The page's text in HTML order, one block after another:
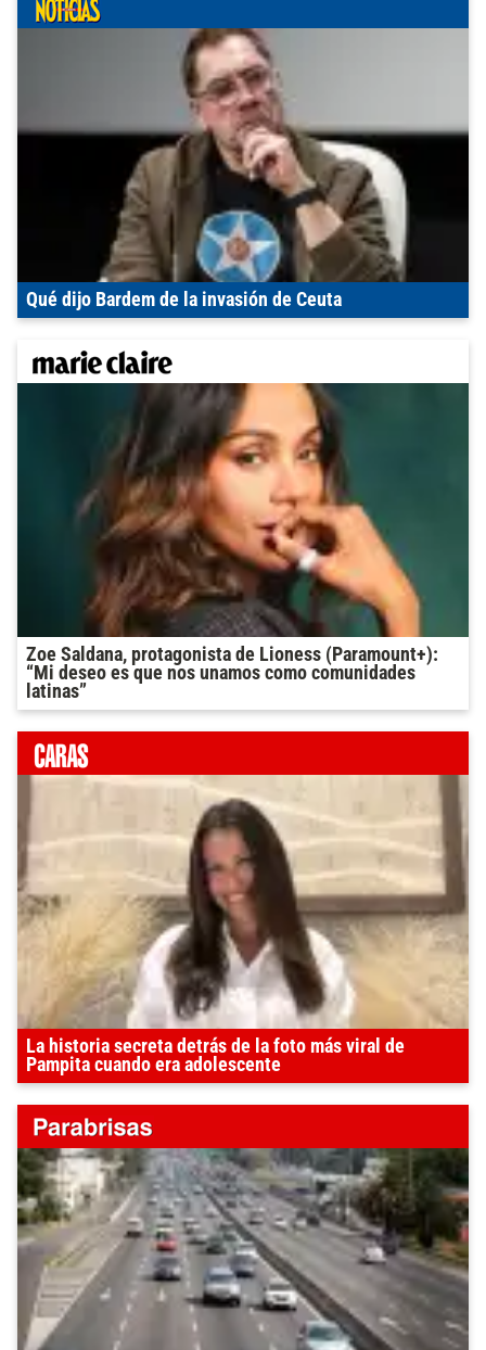
Qué dijo Bardem de la invasión de Ceuta
Zoe Saldana, protagonista de Lioness (Paramount+):
“Mi deseo es que nos unamos como comunidades
latinas”
La historia secreta detrás de la foto más viral de
Pampita cuando era adolescente